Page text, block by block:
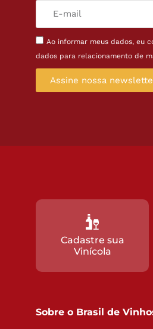
Ao informar meus dados, eu
dados para relacionamento de
Assine nossa
Cadastre sua
Vinícola
Sobre o Brasil de